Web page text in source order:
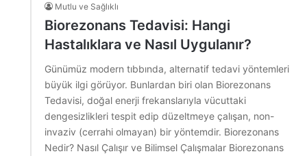
Mutlu ve Sağlıklı
Biorezonans Tedavisi: Hangi
Hastalıklara ve Nasıl Uygulanır?
Günümüz modern tıbbında, alternatif tedavi yöntemleri
büyük ilgi görüyor. Bunlardan biri olan Biorezonans
Tedavisi, doğal enerji frekanslarıyla vücuttaki
dengesizlikleri tespit edip düzeltmeye çalışan, non-
invaziv (cerrahi olmayan) bir yöntemdir. Biorezonans
Nedir? Nasıl Çalışır ve Bilimsel Çalışmalar Biorezonans